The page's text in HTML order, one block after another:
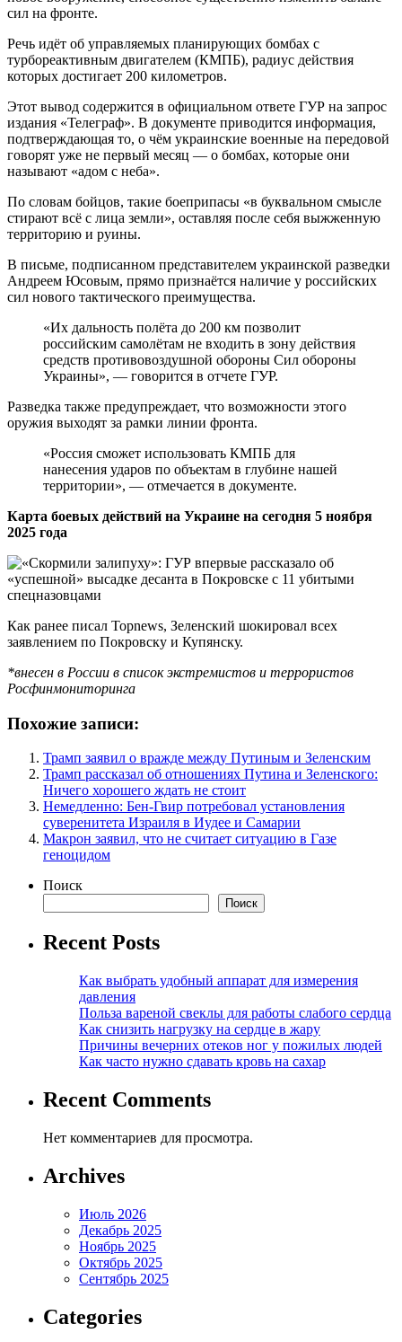
сил на фронте.
Речь идёт об управляемых планирующих бомбах с
турбореактивным двигателем (КМПБ), радиус действия
которых достигает 200 километров.
Этот вывод содержится в официальном ответе ГУР на запрос
издания «Телеграф». В документе приводится информация,
подтверждающая то, о чём украинские военные на передовой
говорят уже не первый месяц — о бомбах, которые они
называют «адом с неба».
По словам бойцов, такие боеприпасы «в буквальном смысле
стирают всё с лица земли», оставляя после себя выжженную
территорию и руины.
В письме, подписанном представителем украинской разведки
Андреем Юсовым, прямо признаётся наличие у российских
сил нового тактического преимущества.
«Их дальность полёта до 200 км позволит
российским самолётам не входить в зону действия
средств противовоздушной обороны Сил обороны
Украины», — говорится в отчете ГУР.
Разведка также предупреждает, что возможности этого
оружия выходят за рамки линии фронта.
«Россия сможет использовать КМПБ для
нанесения ударов по объектам в глубине нашей
территории», — отмечается в документе.
Карта боевых действий на Украине на сегодня 5 ноября
2025 года
Как ранее писал Topnews, Зеленский шокировал всех
заявлением по Покровску и Купянску.
*внесен в России в список экстремистов и террористов
Росфинмониторинга
Похожие записи:
Трамп заявил о вражде между Путиным и Зеленским
Трамп рассказал об отношениях Путина и Зеленского:
Ничего хорошего ждать не стоит
Немедленно: Бен-Гвир потребовал установления
суверенитета Израиля в Иудее и Самарии
Макрон заявил, что не считает ситуацию в Газе
геноцидом
Поиск
Поиск
Recent Posts
Как выбрать удобный аппарат для измерения
давления
Польза вареной свеклы для работы слабого сердца
Как снизить нагрузку на сердце в жару
Причины вечерних отеков ног у пожилых людей
Как часто нужно сдавать кровь на сахар
Recent Comments
Нет комментариев для просмотра.
Archives
Июль 2026
Декабрь 2025
Ноябрь 2025
Октябрь 2025
Сентябрь 2025
Categories